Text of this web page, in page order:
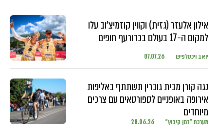
אילון אלעזר (גזית) וקווין קוזמיצ'וב עלו
למקום ה-17 בעולם בכדורעף חופים
יואב ויכסלפיש 07.07.26
נגה קורן מבית גוברין תשתתף באליפות
אירופה באופניים לספורטאים עם צרכים
מיוחדים
מערכת "זמן קיבוץ" 28.06.26